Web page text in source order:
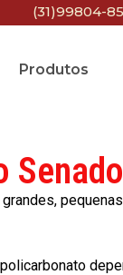
(31)99804-
Produtos